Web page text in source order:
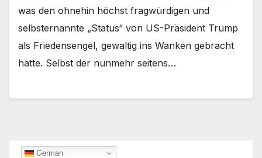
was den ohnehin höchst fragwürdigen und
selbsternannte „Status“ von US-Präsident Trump
als Friedensengel, gewaltig ins Wanken gebracht
hatte. Selbst der nunmehr seitens…
German